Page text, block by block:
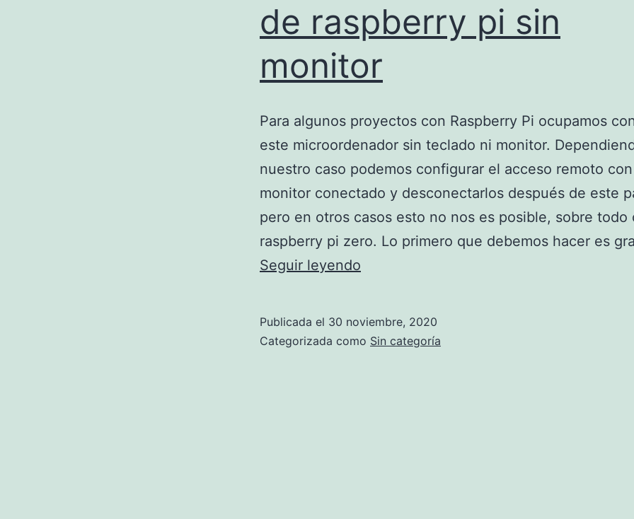
de raspberry pi sin
monitor
Para algunos proyectos con Raspberry Pi ocupamos
este microordenador sin teclado ni monitor.
nuestro caso podemos configurar el acceso remoto
monitor conectado y desconectarlos después de este
pero en otros casos esto no nos es posible, sobre todo
raspberry pi zero. Lo primero que debemos hacer es
Seguir leyendo
raspberry
Publicada el 30 noviembre, 2020
Categorizada como Sin categoría